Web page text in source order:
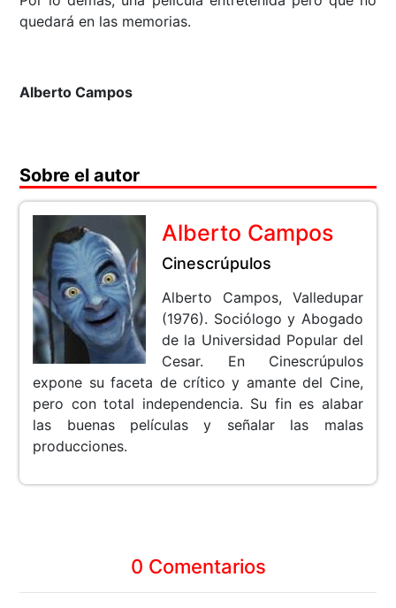
quedará en las memorias.
Alberto Campos
Sobre el autor
Alberto Campos
Cinescrúpulos
Alberto Campos, Valledupar
(1976). Sociólogo y Abogado
de la Universidad Popular del
Cesar. En Cinescrúpulos
expone su faceta de crítico y amante del Cine,
pero con total independencia. Su fin es alabar
las buenas películas y señalar las malas
producciones.
0 Comentarios